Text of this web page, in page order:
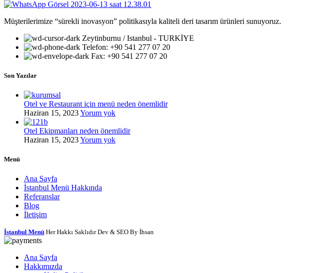
Müşterilerimize “sürekli inovasyon” politikasıyla kaliteli deri tasarım ürünleri sunuyoruz.
Zeytinburnu / Istanbul - TURKİYE
Telefon: +90 541 277 07 20
Fax: +90 541 277 07 20
Son Yazılar
Otel ve Restaurant için menü neden önemlidir
Haziran 15, 2023Yorum yok
Otel Ekipmanları neden önemlidir
Haziran 15, 2023Yorum yok
Menü
Ana Sayfa
İstanbul Menü Hakkında
Referanslar
Blog
İletişim
İstanbul Menü Her Hakkı Saklıdır Dev & SEO By İhsan
Ana Sayfa
Hakkımızda